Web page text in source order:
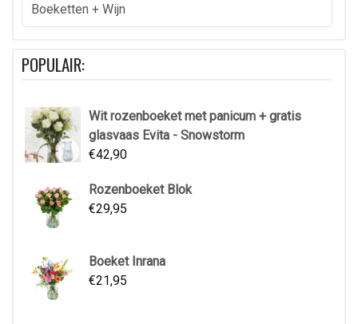
Boeketten + Wijn
POPULAIR:
Wit rozenboeket met panicum + gratis
glasvaas Evita - Snowstorm
€42,90
Rozenboeket Blok
€29,95
Boeket Inrana
€21,95